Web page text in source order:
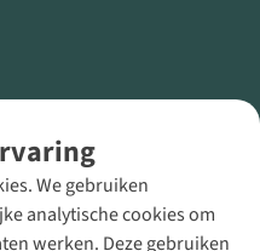
We gebruiken
analytische cookies om
werken. Deze gebruiken